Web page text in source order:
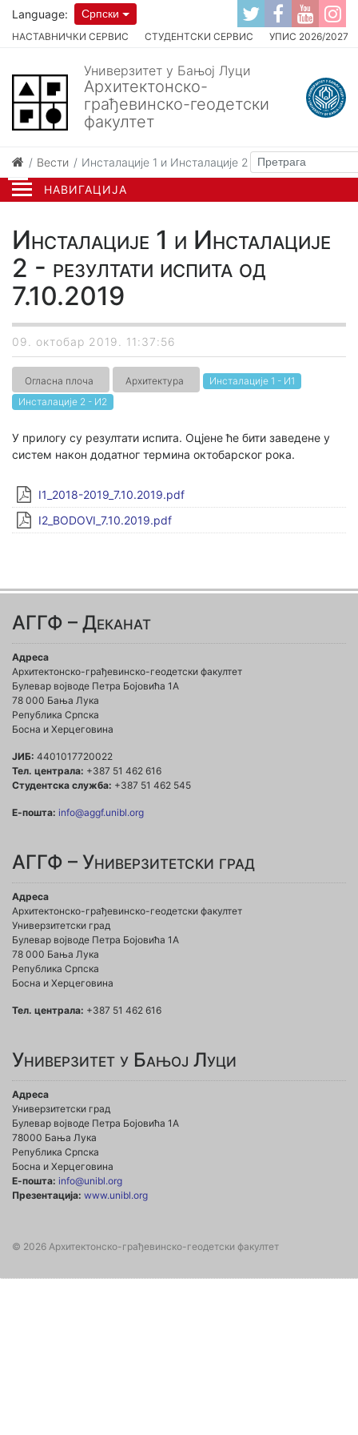
НАВИГАЦИЈА
НАСТАВНИЧКИ СЕРВИС СТУДЕНТСКИ СЕРВИС УПИС 2026/2027
Language: Српски
Универзитет у Бањој Луци
Архитектонско-
грађевинско-геодетски
факултет
Вести Инсталације 1 и Инсталације 2 - резултати испита
Инсталације 1 и Инсталације
2 - резултати испита од
7.10.2019
09. октобар 2019. 11:37:56
Огласна плоча Архитектура
Инсталације 1 - И1
Инсталације 2 - И2
У прилогу су резултати испита. Оцјене ће бити заведене у
систем након додатног термина октобарског рока.
I1_2018-2019_7.10.2019.pdf
I2_BODOVI_7.10.2019.pdf
АГГФ – Деканат
Адреса
Архитектонско-грађевинско-геодетски факултет
Булевар војводе Петра Бојовића 1A
78 000 Бања Лука
Република Српска
Босна и Херцеговина
ЈИБ: 4401017720022
Тел. централа: +387 51 462 616
Студентска служба: +387 51 462 545
Е-пошта: info@aggf.unibl.org
АГГФ – Универзитетски град
Адреса
Архитектонско-грађевинско-геодетски факултет
Универзитетски град
Булевар војводе Петра Бојовића 1A
78 000 Бања Лука
Република Српска
Босна и Херцеговина
Тел. централа: +387 51 462 616
Универзитет у Бањој Луци
Адреса
Универзитетски град
Булевар војводе Петра Бојовића 1А
78000 Бања Лука
Република Српска
Босна и Херцеговина
Е-пошта: info@unibl.org
Презентација: www.unibl.org
© 2026 Архитектонско-грађевинско-геодетски факултет